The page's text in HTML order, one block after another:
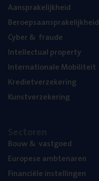
Aan­spra­ke­lijk­heid
Beroeps­aan­spra­ke­lijk­heid
Cyber& fraude
Intel­lec­tu­al property
Inter­na­ti­o­na­le Mobiliteit
Kre­diet­ver­ze­ke­ring
Kunst­ver­ze­ke­ring
Bouw& vastgoed
Euro­pe­se ambtenaren
Finan­ci­ë­le instellingen